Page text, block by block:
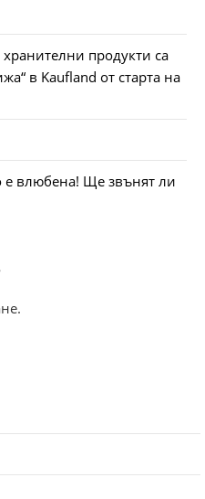
продукти са
в Kaufland от старта на
влюбена! Ще звънят ли